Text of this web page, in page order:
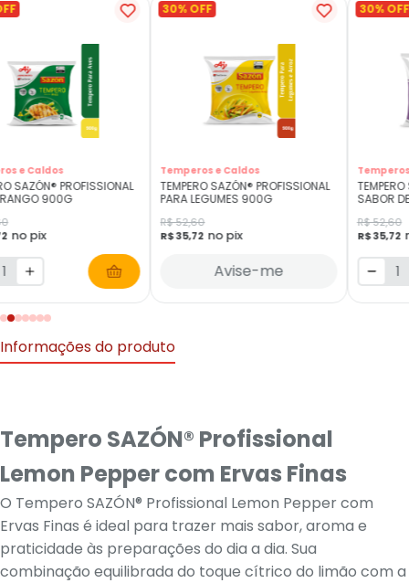
e Caldos
SAZÓN® PROFISSIONAL
900G
no pix
30% OFF
Temperos e Caldos
TEMPERO SAZÓN® PROFISSIONAL
PARA LEGUMES 900G
R$ 52,60
R$ 35,72 no pix
Avise-me
30% OFF
SABOR
R$ 52,60
R$ 35,72
Informações do produto
Tempero SAZÓN® Profissional
Lemon Pepper com Ervas Finas
O Tempero SAZÓN® Profissional Lemon Pepper com
Ervas Finas é ideal para trazer mais sabor, aroma e
praticidade às preparações do dia a dia. Sua
combinação equilibrada do toque cítrico do limão com a